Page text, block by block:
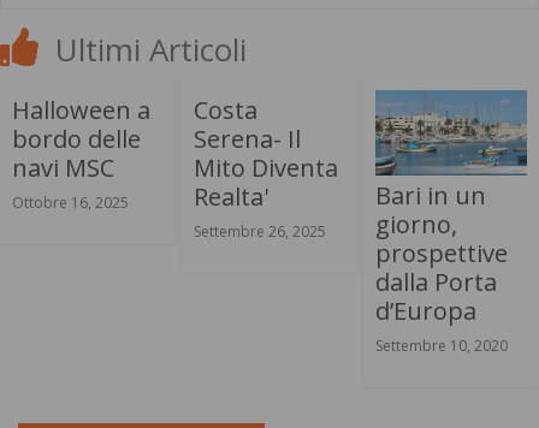
Ultimi Articoli
Halloween a
bordo delle
navi MSC
Ottobre 16, 2025
Costa
Serena- Il
Mito Diventa
Realta'
Settembre 26, 2025
Bari in un
giorno,
prospettive
dalla Porta
d’Europa
Settembre 10, 2020